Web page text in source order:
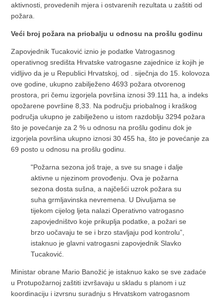
aktivnosti, provedenih mjera i ostvarenih rezultata u zaštiti od
požara.
Veći broj požara na priobalju u odnosu na prošlu godinu
Zapovjednik Tucaković iznio je podatke Vatrogasnog
operativnog središta Hrvatske vatrogasne zajednice iz kojih je
vidljivo da je u Republici Hrvatskoj, od . siječnja do 15. kolovoza
ove godine, ukupno zabilježeno 4693 požara otvorenog
prostora, pri čemu izgorjela površina iznosi 39.111 ha, a indeks
opožarene površine 8,33. Na području priobalnog i kraškog
područja ukupno je zabilježeno u istom razdoblju 3294 požara
što je povećanje za 2 % u odnosu na prošlu godinu dok je
izgorjela površina ukupno iznosi 30 455 ha, što je povećanje za
69 posto u odnosu na prošlu godinu.
"Požarna sezona još traje, a sve su snage i dalje
aktivne u njezinom provođenju. Ova je požarna
sezona dosta sušna, a najčešći uzrok požara su
suha grmljavinska nevremena. U Divuljama se
tijekom cijelog ljeta nalazi Operativno vatrogasno
zapovjedništvo koje prikuplja podatke, a požari se
brzo uočavaju te se i brzo stavljaju pod kontrolu”,
istaknuo je glavni vatrogasni zapovjednik Slavko
Tucaković.
Ministar obrane Mario Banožić je istaknuo kako se sve zadaće
u Protupožarnoj zaštiti izvršavaju u skladu s planom i uz
koordinaciju i izvrsnu suradnju s Hrvatskom vatrogasnom